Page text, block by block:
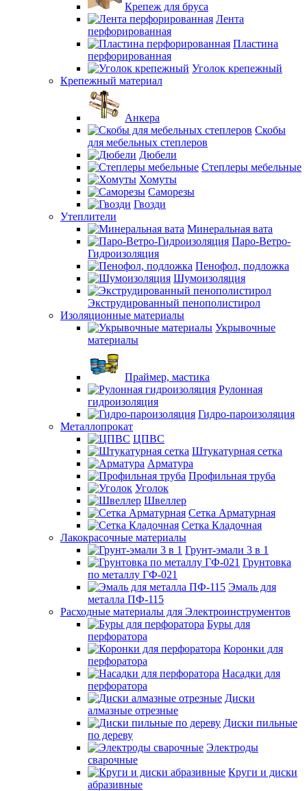
Крепеж для бруса
Лента
перфорированная
Пластина
перфорированная
Уголок крепежный
Крепежный материал
Анкера
Скобы
для мебельных степлеров
Дюбели
Степлеры мебельные
Хомуты
Саморезы
Гвозди
Утеплители
Минеральная вата
Паро-Ветро-
Гидроизоляция
Пенофол, подложка
Шумоизоляция
Экструдированный пенополистирол
Изоляционные материалы
Укрывочные
материалы
Праймер, мастика
Рулонная
гидроизоляция
Гидро-пароизоляция
Металлопрокат
ЦПВС
Штукатурная сетка
Арматура
Профильная труба
Уголок
Швеллер
Сетка Арматурная
Сетка Кладочная
Лакокрасочные материалы
Грунт-эмали 3 в 1
Грунтовка
по металлу ГФ-021
Эмаль для
металла ПФ-115
Расходные материалы для Электроинструментов
Буры для
перфоратора
Коронки для
перфоратора
Насадки для
перфоратора
Диски
алмазные отрезные
Диски пильные
по дереву
Электроды
сварочные
Круги и диски
абразивные